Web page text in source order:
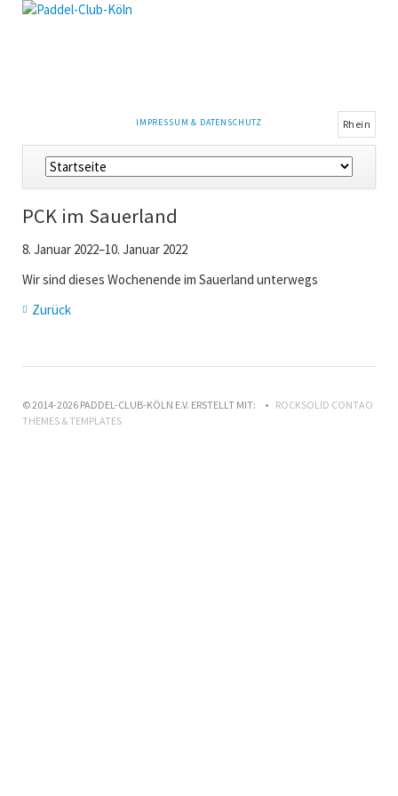
NAVIGATION
IMPRESSUM & DATENSCHUTZ Rhein
Navigation
überspringen
PCK im Sauerland
8. Januar 2022–10. Januar 2022
Wir sind dieses Wochenende im Sauerland unterwegs
Zurück
© 2014-2026 PADDEL-CLUB-KÖLN E.V. ERSTELLT MIT:
ROCKSOLID CONTAO
THEMES & TEMPLATES